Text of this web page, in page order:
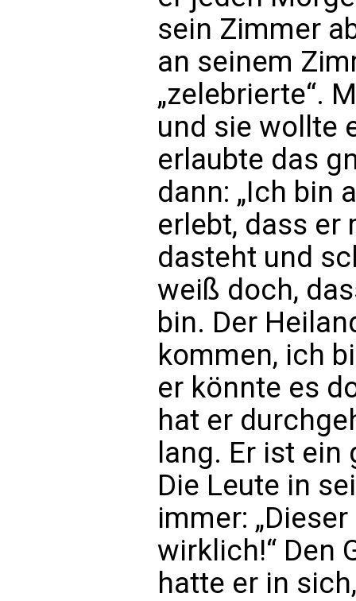
sein Zimmer
an seinem
„zelebrierte“.
und sie wollte
erlaubte das
dann: „Ich bin
erlebt, dass
dasteht und
weiß doch,
bin. Der
kommen, ich
er könnte es
hat er
lang. Er ist
Die Leute in
immer:
wirklich!“ Den
hatte er in